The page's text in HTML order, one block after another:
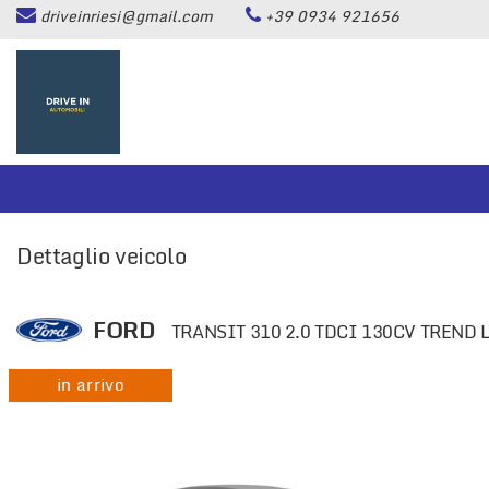
HOME
LISTA VEICOLI
ASSISTENZA
driveinriesi@gmail.com +39 0934 921656
Dettaglio veicolo
FORD TRANSIT 310 2.0 TDCI 130CV TREND
in arrivo
Il
pannello
consente
le
tue
preferenze
consenso